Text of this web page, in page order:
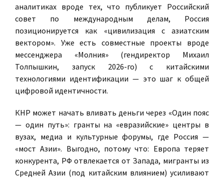
аналитиках вроде тех, что публикует Российский
совет по международным делам, Россия
позиционируется как «цивилизация с азиатским
вектором». Уже есть совместные проекты вроде
мессенджера «Молния» (гендиректор Михаил
Толпышкин, запуск 2026-го) с китайскими
технологиями идентификации — это шаг к общей
цифровой идентичности.
КНР может начать вливать деньги через «Один пояс
— один путь»: гранты на «евразийские» центры в
вузах, медиа и культурные форумы, где Россия —
«мост Азии». Выгодно, потому что: Европа теряет
конкурента, РФ отвлекается от Запада, мигранты из
Средней Азии (под китайским влиянием) усиливают